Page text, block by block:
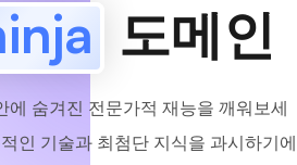
도메인
에 숨겨진 전문가적 재능을 깨워보세
인 기술과 최첨단 지식을 과시하기에